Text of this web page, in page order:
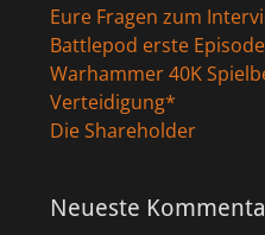
Eure Fragen zum
Battlepod erste Episode
Warhammer 40K
Verteidigung*
Die Shareholder
Neueste